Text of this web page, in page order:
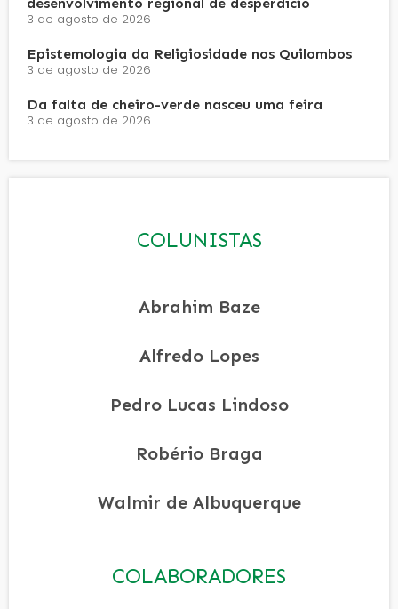
desenvolvimento regional de desperdício
3 de agosto de 2026
Epistemologia da Religiosidade nos Quilombos
3 de agosto de 2026
Da falta de cheiro-verde nasceu uma feira
3 de agosto de 2026
COLUNISTAS
Abrahim Baze
Alfredo Lopes
Pedro Lucas Lindoso
Robério Braga
Walmir de Albuquerque
COLABORADORES